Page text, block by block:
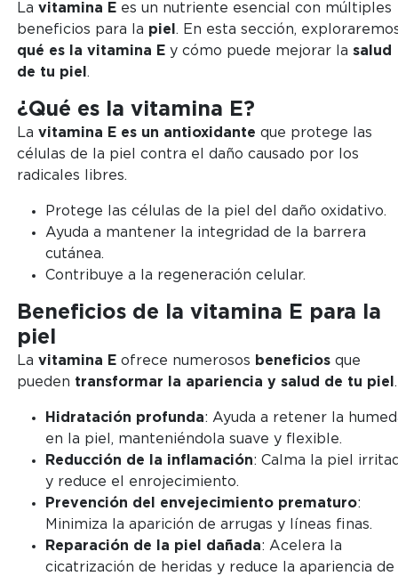
La vitamina Ees un nutriente esencial con múltiples
beneficios para la piel . En esta sección,
qué es la vitamina E y cómo puede mejorar la salud
de tu piel .
¿Qué es la vitamina E?
La vitamina E es un antioxidante que protege las
células de la piel contra el daño causado por los
radicales libres.
Protege las células de la piel del daño oxidativo.
Ayuda a mantener la integridad de la barrera
cutánea.
Contribuye a la regeneración celular.
Beneficios de la vitamina E para la
piel
La vitamina Eofrece numerosos beneficiosque
pueden transformar la apariencia y salud de tu piel .
Hidratación profunda: Ayuda a retener la
en la piel, manteniéndola suave y flexible.
Reducción de la inflamación: Calma la piel
y reduce el enrojecimiento.
Prevención del envejecimiento prematuro:
Minimiza la aparición de arrugas y líneas finas.
Reparación de la piel dañada: Acelera la
cicatrización de heridas y reduce la apariencia de